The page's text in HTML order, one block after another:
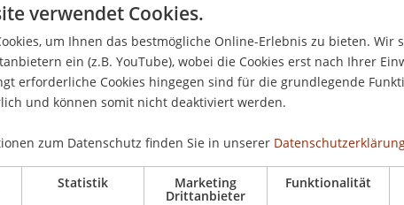
gesamte gesellschaftliche und wirtschaftliche
der Versicherungswirtschaft nicht vorbei geht.
als auch für die Product Governance
Kranken- oder Unfallversicherung, der
kaum eine
verschont. Im ersten Block des Nachmittags wird
der Versicherungsschutz in der Pandemie
verwendet Cookies.
um Ihnen das bestmögliche Online-Erlebnis zu bieten. Wir
ein (z.B. YouTube), wobei die Cookies erst nach Ihrer
erforderliche Cookies hingegen sind für die grundlegende
und können somit nicht deaktiviert werden.
zum Datenschutz finden Sie in unserer
Statistik Marketing
Drittanbieter
Funktionalität